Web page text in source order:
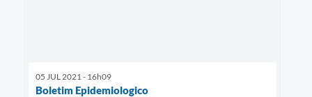
05 JUL 2021 - 16h09
Boletim Epidemiologico